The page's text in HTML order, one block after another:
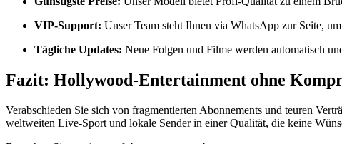
VIP-Support: Unser Team steht Ihnen via WhatsApp zur Seite,
Tägliche Updates: Neue Folgen und Filme werden automatisch
Fazit: Hollywood-Entertainment ohne
Verabschieden Sie sich von fragmentierten Abonnements und teuren
weltweiten Live-Sport und lokale Sender in einer Qualität, die keine